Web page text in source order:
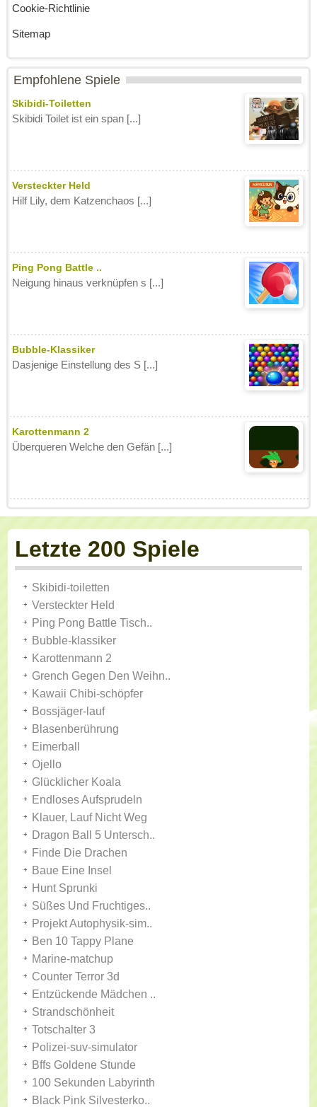
Cookie-Richtlinie
Sitemap
Empfohlene Spiele
Skibidi-Toiletten
Skibidi Toilet ist ein span [...]
Versteckter Held
Hilf Lily, dem Katzenchaos [...]
Ping Pong Battle ..
Neigung hinaus verknüpfen s [...]
Bubble-Klassiker
Dasjenige Einstellung des S [...]
Karottenmann 2
Überqueren Welche den Gefän [...]
Letzte 200 Spiele
Skibidi-toiletten
Versteckter Held
Ping Pong Battle Tisch..
Bubble-klassiker
Karottenmann 2
Grench Gegen Den Weihn..
Kawaii Chibi-schöpfer
Bossjäger-lauf
Blasenberührung
Eimerball
Ojello
Glücklicher Koala
Endloses Aufsprudeln
Klauer, Lauf Nicht Weg
Dragon Ball 5 Untersch..
Finde Die Drachen
Baue Eine Insel
Hunt Sprunki
Süßes Und Fruchtiges..
Projekt Autophysik-sim..
Ben 10 Tappy Plane
Marine-matchup
Counter Terror 3d
Entzückende Mädchen ..
Strandschönheit
Totschalter 3
Polizei-suv-simulator
Bffs Goldene Stunde
100 Sekunden Labyrinth
Black Pink Silvesterko..